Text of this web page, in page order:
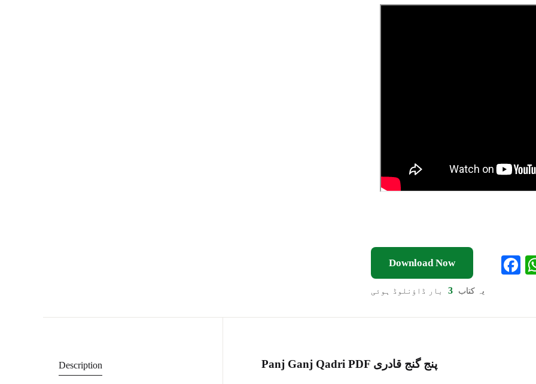
Download Now
یہ کتاب 3 بار ڈاؤنلوڈ ہوئی
F
Description Panj Ganj Qadri PDF پنج گنج قادری